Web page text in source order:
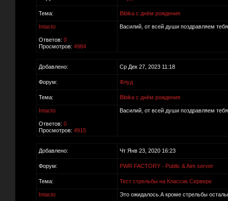
Тема: Bibika с днём рождения
Intacto
Ответов: 0
Просмотров: 4984
Василий, от всей души поздравляем
Добавлено: Ср Дек 27, 2023 11:18
Форум: Флуд
Тема: Bibika с днём рождения
Intacto
Ответов: 0
Просмотров: 4915
Василий, от всей души поздравляем
Добавлено: Чт Янв 23, 2020 16:23
Форум: PWR FACTORY - Public & Aim server
Тема: Тест стрельбы на Классик Сервере
Intacto Это ожидалось.А кроме стрельбы